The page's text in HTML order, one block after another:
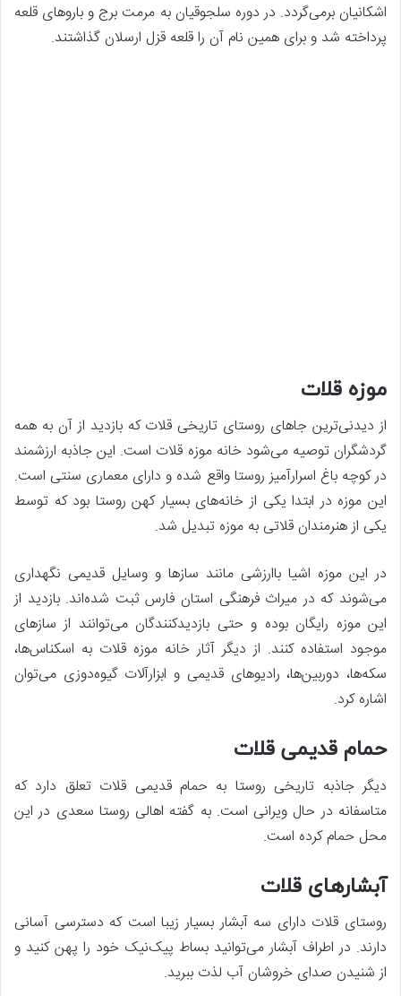
اشکانیان برمی‌گردد. در دوره سلجوقیان به مرمت برج و باروهای قلعه
پرداخته شد و برای همین نام آن را قلعه قزل ارسلان گذاشتند.
موزه قلات
از دیدنی‌ترین جاهای روستای تاریخی قلات که بازدید از آن به همه
گردشگران توصیه می‌شود خانه موزه قلات است. این جاذبه ارزشمند
در کوچه باغ اسرارآمیز روستا واقع شده و دارای معماری سنتی است.
این موزه در ابتدا یکی از خانه‌های بسیار کهن روستا بود که توسط
یکی از هنرمندان قلاتی به موزه تبدیل شد.
در این موزه اشیا باارزشی مانند سازها و وسایل قدیمی نگهداری
می‌شوند که در میراث فرهنگی استان فارس ثبت شده‌اند. بازدید از
این موزه رایگان بوده و حتی بازدیدکنندگان می‌توانند از سازهای
موجود استفاده کنند. از دیگر آثار خانه موزه قلات به اسکناس‌ها،
سکه‌ها، دوربین‌ها، رادیوهای قدیمی و ابزارآلات گیوه‌دوزی می‌توان
اشاره کرد.
حمام قدیمی قلات
دیگر جاذبه تاریخی روستا به حمام قدیمی قلات تعلق دارد که
متاسفانه در حال ویرانی است. به گفته اهالی روستا سعدی در این
محل حمام کرده است.
آبشارهای قلات
روستای قلات دارای سه آبشار بسیار زیبا است که دسترسی آسانی
دارند. در اطراف آبشار می‌توانید بساط پیک‌نیک خود را پهن کنید و
از شنیدن صدای خروشان آب لذت ببرید.